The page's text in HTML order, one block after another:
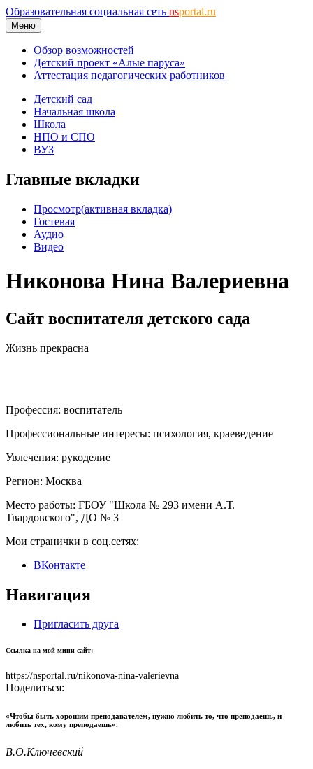
Образовательная социальная сеть nsportal.ru
Меню
Обзор возможностей
Детский проект «Алые паруса»
Аттестация педагогических работников
Детский сад
Начальная школа
Школа
НПО и СПО
ВУЗ
Главные вкладки
Просмотр(активная вкладка)
Гостевая
Аудио
Видео
Никонова Нина Валериевна
Сайт воспитателя детского сада
Жизнь прекрасна
Профессия: воспитатель
Профессиональные интересы: психология, краеведение
Увлечения: рукоделие
Регион: Москва
Место работы: ГБОУ "Школа № 293 имени А.Т.
Твардовского", ДО № 3
Мои странички в соц.сетях:
ВКонтакте
Навигация
Пригласить друга
Ссылка на мой мини-сайт:
https://nsportal.ru/nikonova-nina-valerievna
Поделиться:
«Чтобы быть хорошим преподавателем, нужно любить то, что преподаешь, и
любить тех, кому преподаешь».
В.О.Ключевский